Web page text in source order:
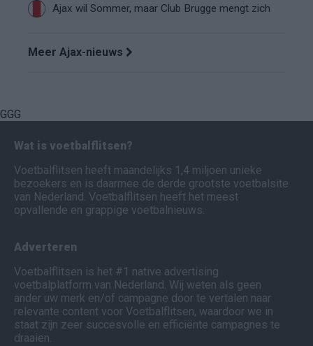
Ajax wil Sommer, maar Club Brugge mengt zich
Meer Ajax-nieuws
GGG
Wat is voetbalflitsen?
Voetbalflitsen heeft maandelijks 1,4 miljoen unieke
bezoekers en is daarmee de derde grootste voetbalsite
van Nederland. Voetbalflitsen heeft het meest
opvallende en grappige voetbalnieuws.
Adverteren
Voetbalflitsen is het #1 native advertising
voetbalplatform van Nederland. Wij weten als geen
ander uw merk en/of campagne door te vertalen naar
relevante content voor Voetbalflitsen, waardoor we in
staat zijn zeer succesvolle en efficiënte campagnes te
draaien.